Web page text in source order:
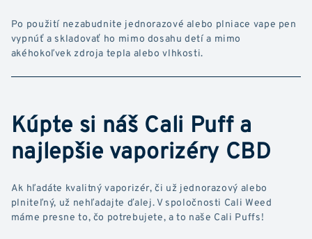
Po použití nezabudnite jednorazové alebo plniace vape pen
vypnúť a skladovať ho mimo dosahu detí a mimo
akéhokoľvek zdroja tepla alebo vlhkosti.
Kúpte si náš Cali Puff a
najlepšie vaporizéry CBD
Ak hľadáte kvalitný vaporizér, či už jednorazový alebo
plniteľný, už nehľadajte ďalej. V spoločnosti Cali Weed
máme presne to, čo potrebujete, a to naše Cali Puffs!